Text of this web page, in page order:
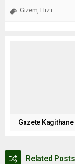
Gizem, Hızlı
Gazete Kagithane
Related Posts